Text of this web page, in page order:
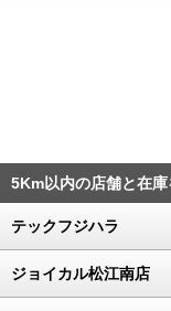
5Km以内の店舗と在庫
テックフジハラ
ジョイカル松江南店